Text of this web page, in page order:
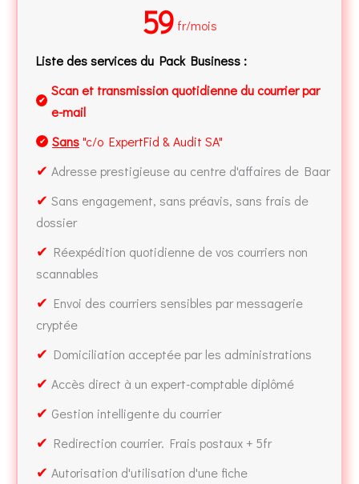
59 fr/mois
Liste des services du Pack Business :
✔
Scan et transmission quotidienne du courrier par
e-mail
✔ Sans"c/o ExpertFid & Audit SA"
✔ Adresse prestigieuse au centre d'affaires de Baar
✔ Sans engagement, sans préavis, sans frais de
dossier
✔ Réexpédition quotidienne de vos courriers non
scannables
✔ Envoi des courriers sensibles par messagerie
cryptée
✔ Domiciliation acceptée par les administrations
✔ Accès direct à un expert-comptable diplômé
✔ Gestion intelligente du courrier
✔ Redirection courrier. Frais postaux + 5fr
✔ Autorisation d'utilisation d'une fiche